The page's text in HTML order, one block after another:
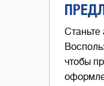
Станьте
чтобы